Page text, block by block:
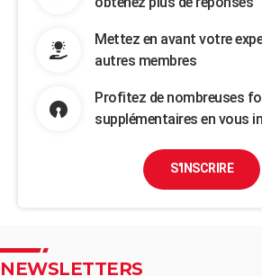
Mettez en avant votre
autres membres
Profitez de nombreuses
supplémentaires en vous
S'INSCRIRE
NEWSLETTERS